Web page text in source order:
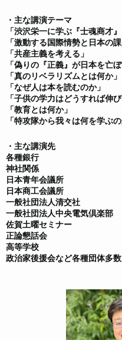
・主な講演テーマ
「渋沢栄一に学ぶ『士魂商才』
「激動する国際情勢と日本の課
「共産主義を考える」
「偽りの『正義』が日本を亡ぼ
「真のリベラリズムとは何か」
「なぜ人は本を読むのか」
「子供の学力はどうすれば伸び
「教育とは何か」
「特攻隊から我々は何を学ぶ
・主な講演先
各種銀行
神社関係
日本青年会議所
日本商工会議所
一般社団法人清交社
一般社団法人中央電気倶楽部
佐賀土曜セミナー
正論懇話会
高等学校
政治家後援会など各種団体多数